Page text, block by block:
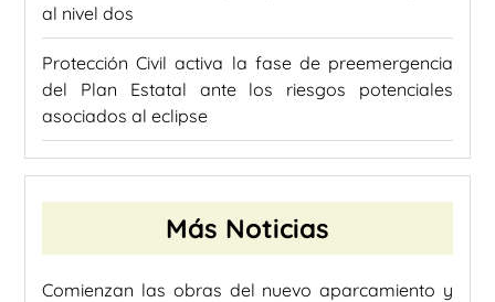
al nivel dos
Protección Civil activa la fase de preemergencia
del Plan Estatal ante los riesgos potenciales
asociados al eclipse
Más Noticias
Comienzan las obras del nuevo aparcamiento y